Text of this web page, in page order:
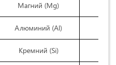
Магний (Mg)
Алюминий (Al)
Кремний (Si)